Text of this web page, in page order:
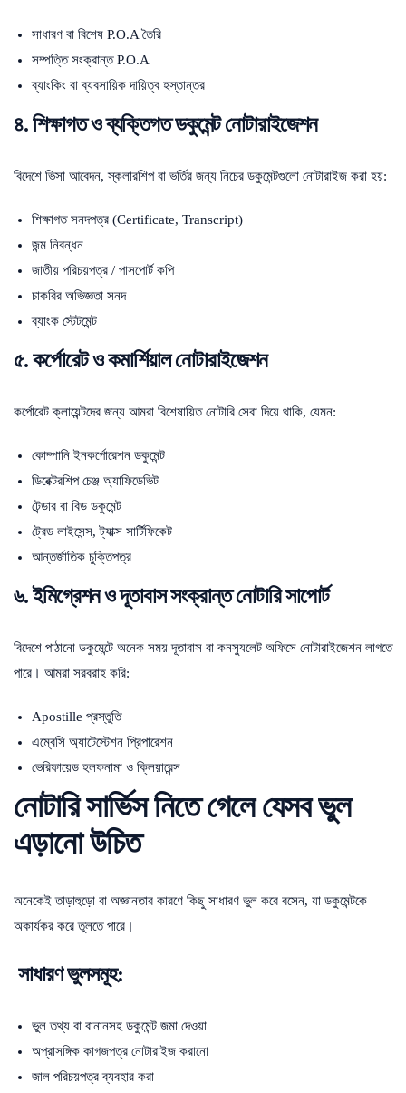
সাধারণ বা বিশেষ P.O.A তৈরি
সম্পত্তি সংক্রান্ত P.O.A
ব্যাংকিং বা ব্যবসায়িক দায়িত্ব হস্তান্তর
৪. শিক্ষাগত ও ব্যক্তিগত ডকুমেন্ট নোটারাইজেশন
বিদেশে ভিসা আবেদন, স্কলারশিপ বা ভর্তির জন্য নিচের ডকুমেন্টগুলো নোটারাইজ করা হয়:
শিক্ষাগত সনদপত্র (Certificate, Transcript)
জন্ম নিবন্ধন
জাতীয় পরিচয়পত্র / পাসপোর্ট কপি
চাকরির অভিজ্ঞতা সনদ
ব্যাংক স্টেটমেন্ট
৫. কর্পোরেট ও কমার্শিয়াল নোটারাইজেশন
কর্পোরেট ক্লায়েন্টদের জন্য আমরা বিশেষায়িত নোটারি সেবা দিয়ে থাকি, যেমন:
কোম্পানি ইনকর্পোরেশন ডকুমেন্ট
ডিরেক্টরশিপ চেঞ্জ অ্যাফিডেভিট
টেন্ডার বা বিড ডকুমেন্ট
ট্রেড লাইসেন্স, ট্যাক্স সার্টিফিকেট
আন্তর্জাতিক চুক্তিপত্র
৬. ইমিগ্রেশন ও দূতাবাস সংক্রান্ত নোটারি সাপোর্ট
বিদেশে পাঠানো ডকুমেন্টে অনেক সময় দূতাবাস বা কনস্যুলেট অফিসে নোটারাইজেশন লাগতে
পারে। আমরা সরবরাহ করি:
Apostille প্রস্তুতি
এম্বেসি অ্যাটেস্টেশন প্রিপারেশন
ভেরিফায়েড হলফনামা ও ক্লিয়ারেন্স
নোটারি সার্ভিস নিতে গেলে যেসব ভুল
এড়ানো উচিত
অনেকেই তাড়াহুড়ো বা অজ্ঞানতার কারণে কিছু সাধারণ ভুল করে বসেন, যা ডকুমেন্টকে
অকার্যকর করে তুলতে পারে।
সাধারণ ভুলসমূহ:
ভুল তথ্য বা বানানসহ ডকুমেন্ট জমা দেওয়া
অপ্রাসঙ্গিক কাগজপত্র নোটারাইজ করানো
জাল পরিচয়পত্র ব্যবহার করা